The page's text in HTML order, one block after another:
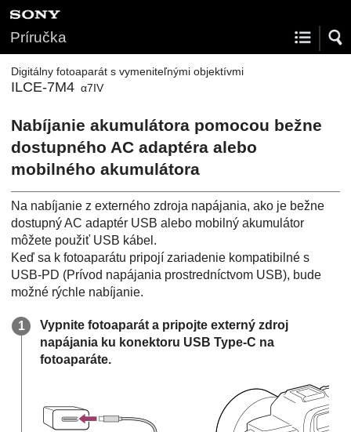
Príručka
Digitálny fotoaparát s vymeniteľnými objektívmi
ILCE-7M4 α7IV
Nabíjanie akumulátora pomocou bežne
dostupného AC adaptéra alebo
mobilného akumulátora
Na nabíjanie z externého zdroja napájania, ako je bežne
dostupný AC adaptér USB alebo mobilný akumulátor
môžete použiť USB kábel.
Keď sa k fotoaparátu pripojí zariadenie kompatibilné s
USB-PD (Prívod napájania prostredníctvom USB), bude
možné rýchle nabíjanie.
Vypnite fotoaparát a pripojte externý zdroj
napájania ku konektoru USB Type-C na
fotoaparáte.